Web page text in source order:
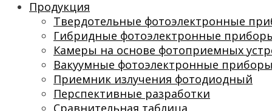
Продукция
Твердотельные фотоэлектронные
Гибридные фотоэлектронные
Камеры на основе фотоприемных
Вакуумные фотоэлектронные приборы
Приемник излучения фотодиодный
Перспективные разработки
Сравнительная таблица